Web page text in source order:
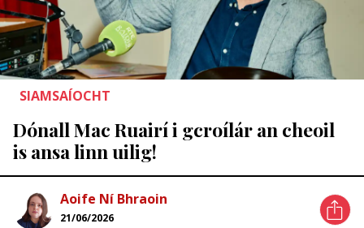
SIAMSAÍOCHT
Dónall Mac Ruairí i gcroílár an cheoil
is ansa linn uilig!
Aoife Ní Bhraoin
21/06/2026